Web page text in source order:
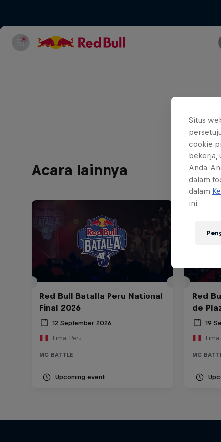
Acara lainnya
Red Bull Batalla Peru National
Final 2026
12 September 2026
Lima, Peru
MC BATTLE
Upcoming event
Red
de
19
MC
Situs
cookie
bekerja,
Anda.
dalam
dalam
ini.